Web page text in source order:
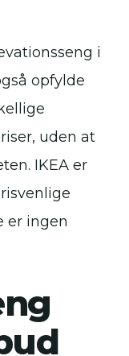
i
opfylde
uden at
IKEA er
er ingen